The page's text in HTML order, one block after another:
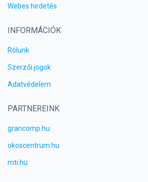
Webes hirdetés
INFORMÁCIÓK
Rólunk
Szerzői jogok
Adatvédelem
PARTNEREINK
grancomp.hu
okoscentrum.hu
mti.hu